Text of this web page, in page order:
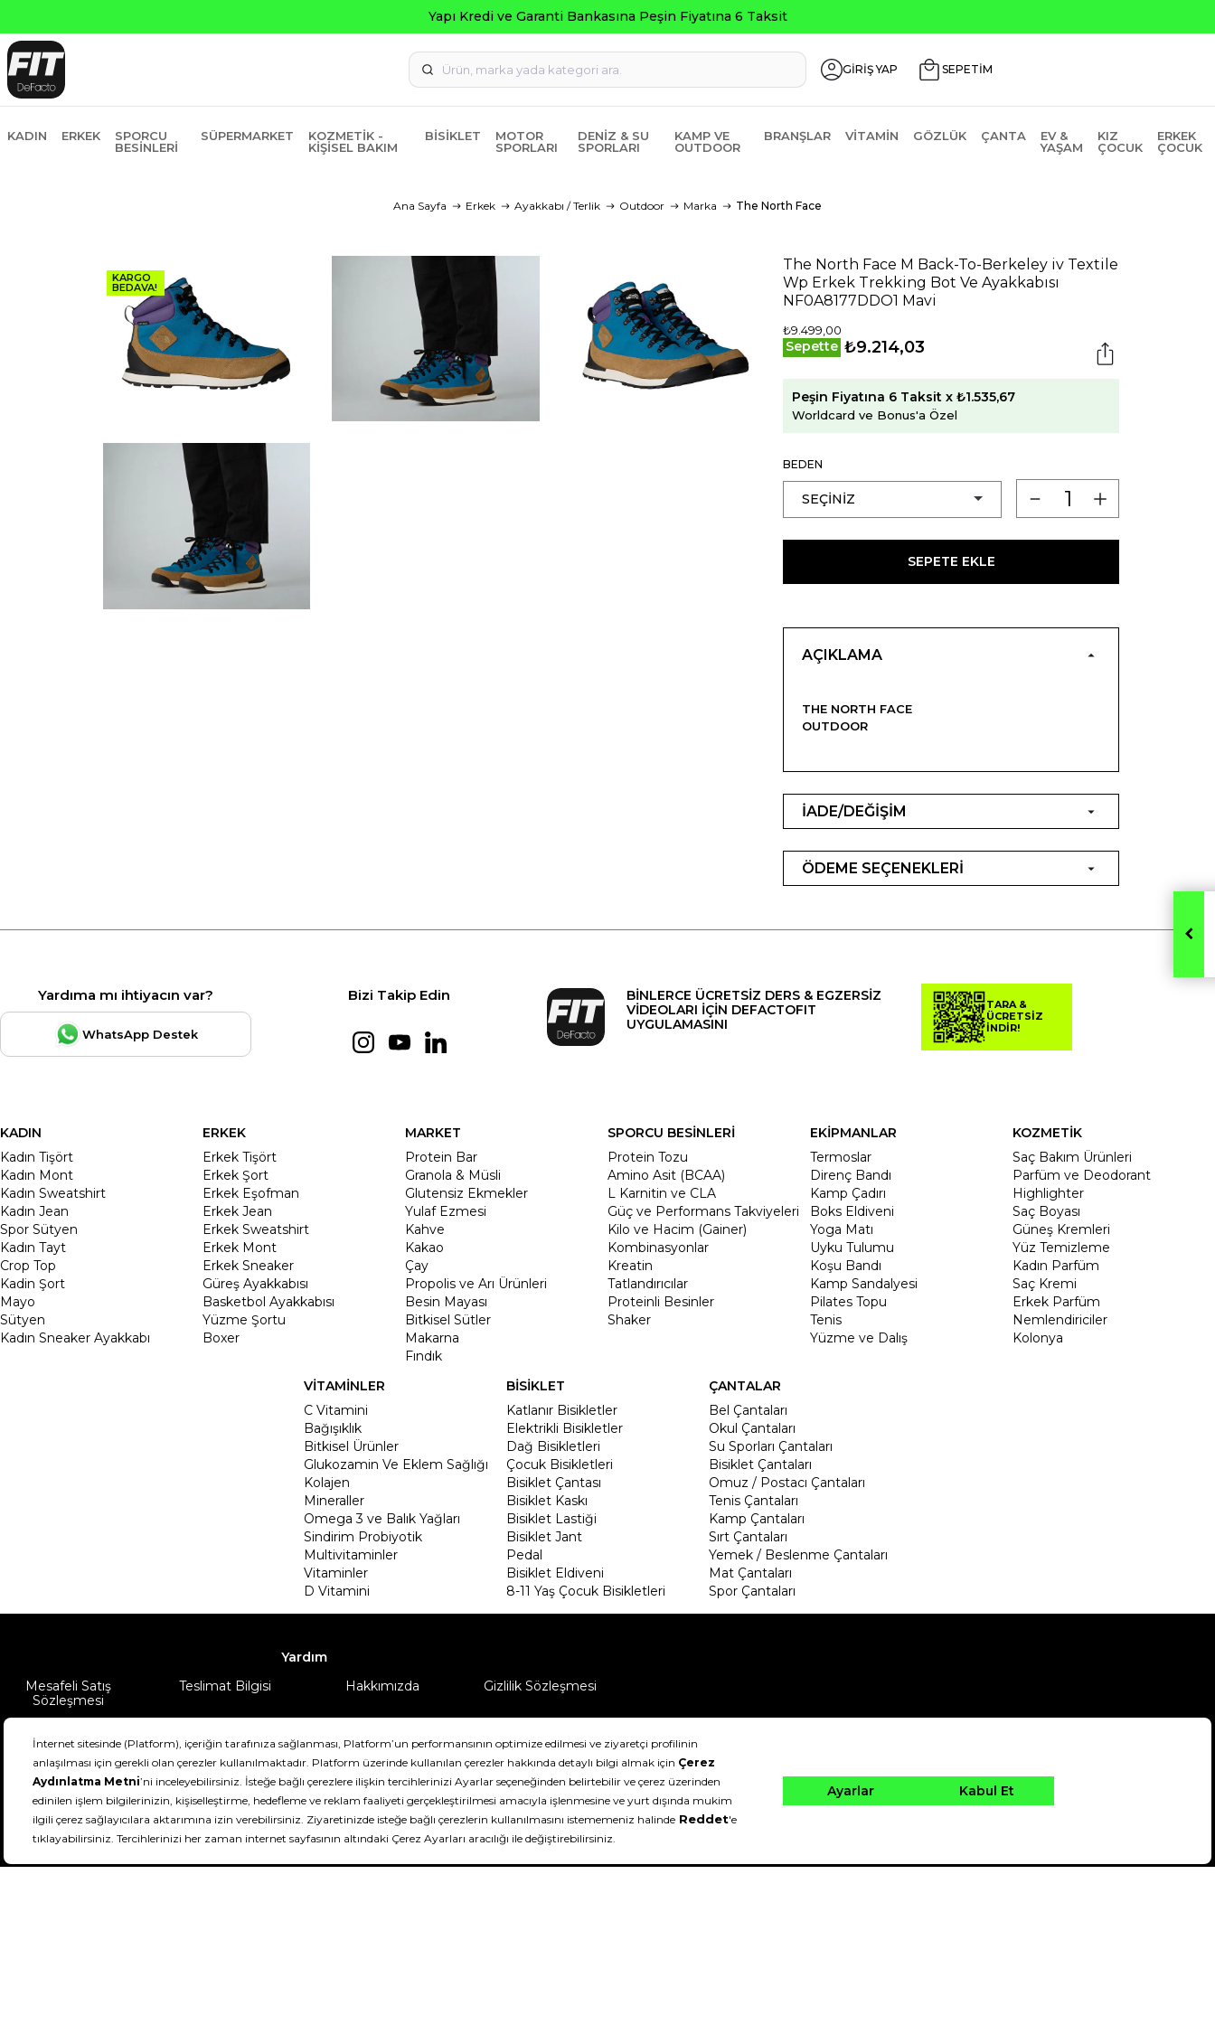
GİRİŞ YAP SEPETİM
KADIN ERKEK
SPORCU
BESINLERI
SÜPERMARKET
KOZMETIK -
KIŞISEL BAKIM
BISIKLET
MOTOR
SPORLARI
DENIZ & SU
SPORLARI
KAMP VE
OUTDOOR
BRANŞLAR VITAMIN GÖZLÜK ÇANTA
EV &
YAŞAM
KIZ
ÇOCUK
ERKEK
ÇOCUK
Ana Sayfa Erkek Ayakkabı / Terlik Outdoor Marka The North Face
KARGO
BEDAVA!
The North Face M Back-To-Berkeley iv Textile
Wp Erkek Trekking Bot Ve Ayakkabısı
NF0A8177DDO1 Mavi
₺9.499,00
Sepette ₺9.214,03
Peşin Fiyatına 6 Taksit x ₺1.535,67
Worldcard ve Bonus'a Özel
BEDEN
SEPETE EKLE
AÇIKLAMA
THE NORTH FACE
OUTDOOR
İADE/DEĞİŞİM
ÖDEME SEÇENEKLERİ
Yardıma mı ihtiyacın var?
WhatsApp Destek
Bizi Takip Edin
BİNLERCE ÜCRETSİZ DERS & EGZERSİZ
VİDEOLARI İÇİN DEFACTOFIT
UYGULAMASINI
TARA &
ÜCRETSİZ
İNDİR!
KADIN
Kadın Tişört
Kadın Mont
Kadın Sweatshirt
Kadın Jean
Spor Sütyen
Kadın Tayt
Crop Top
Kadin Şort
Mayo
Sütyen
Kadın Sneaker Ayakkabı
ERKEK
Erkek Tişört
Erkek Şort
Erkek Eşofman
Erkek Jean
Erkek Sweatshirt
Erkek Mont
Erkek Sneaker
Güreş Ayakkabısı
Basketbol Ayakkabısı
Yüzme Şortu
Boxer
MARKET
Protein Bar
Granola & Müsli
Glutensiz Ekmekler
Yulaf Ezmesi
Kahve
Kakao
Çay
Propolis ve Arı Ürünleri
Besin Mayası
Bitkisel Sütler
Makarna
Fındık
SPORCU BESİNLERİ
Protein Tozu
Amino Asit (BCAA)
L Karnitin ve CLA
Güç ve Performans Takviyeleri
Kilo ve Hacim (Gainer)
Kombinasyonlar
Kreatin
Tatlandırıcılar
Proteinli Besinler
Shaker
EKİPMANLAR
Termoslar
Direnç Bandı
Kamp Çadırı
Boks Eldiveni
Yoga Matı
Uyku Tulumu
Koşu Bandı
Kamp Sandalyesi
Pilates Topu
Tenis
Yüzme ve Dalış
KOZMETİK
Saç Bakım Ürünleri
Parfüm ve Deodorant
Highlighter
Saç Boyası
Güneş Kremleri
Yüz Temizleme
Kadın Parfüm
Saç Kremi
Erkek Parfüm
Nemlendiriciler
Kolonya
VİTAMİNLER
C Vitamini
Bağışıklık
Bitkisel Ürünler
Glukozamin Ve Eklem Sağlığı
Kolajen
Mineraller
Omega 3 ve Balık Yağları
Sindirim Probiyotik
Multivitaminler
Vitaminler
D Vitamini
BİSİKLET
Katlanır Bisikletler
Elektrikli Bisikletler
Dağ Bisikletleri
Çocuk Bisikletleri
Bisiklet Çantası
Bisiklet Kaskı
Bisiklet Lastiği
Bisiklet Jant
Pedal
Bisiklet Eldiveni
8-11 Yaş Çocuk Bisikletleri
ÇANTALAR
Bel Çantaları
Okul Çantaları
Su Sporları Çantaları
Bisiklet Çantaları
Omuz / Postacı Çantaları
Tenis Çantaları
Kamp Çantaları
Sırt Çantaları
Yemek / Beslenme Çantaları
Mat Çantaları
Spor Çantaları
Yardım
Mesafeli Satış
Sözleşmesi
Teslimat Bilgisi Hakkımızda Gizlilik Sözleşmesi
DeFactoFIT ©️ 2022-2026. Tüm hakları saklıdır.